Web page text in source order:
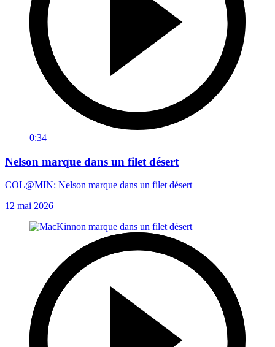
0:34
Nelson marque dans un filet désert
COL@MIN: Nelson marque dans un filet désert
12 mai 2026